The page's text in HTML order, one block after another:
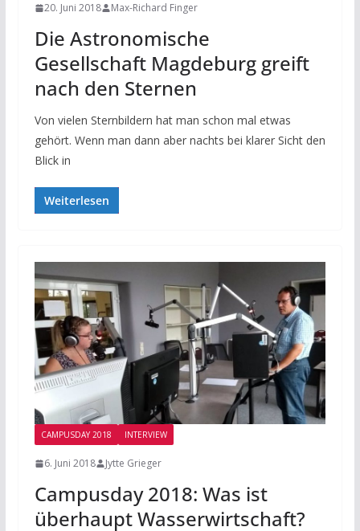
20. Juni 2018 Max-Richard Finger
Die Astronomische
Gesellschaft Magdeburg greift
nach den Sternen
Von vielen Sternbildern hat man schon mal etwas
gehört. Wenn man dann aber nachts bei klarer Sicht den
Blick in
Weiterlesen
CAMPUSDAY 2018 INTERVIEW
6. Juni 2018 Jytte Grieger
Campusday 2018: Was ist
überhaupt Wasserwirtschaft?